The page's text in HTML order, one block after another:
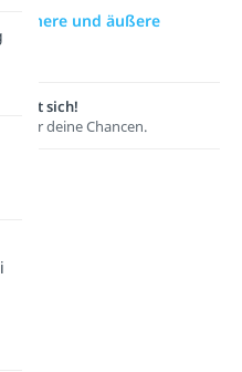
Innere und äußere
lohnt sich!
hier deine Chancen.